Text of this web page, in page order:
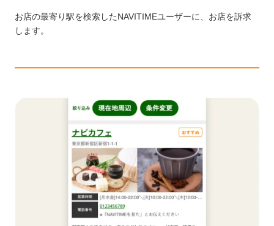
お店の最寄り駅を検索したNAVITIMEユーザーに、お店を訴求
します。